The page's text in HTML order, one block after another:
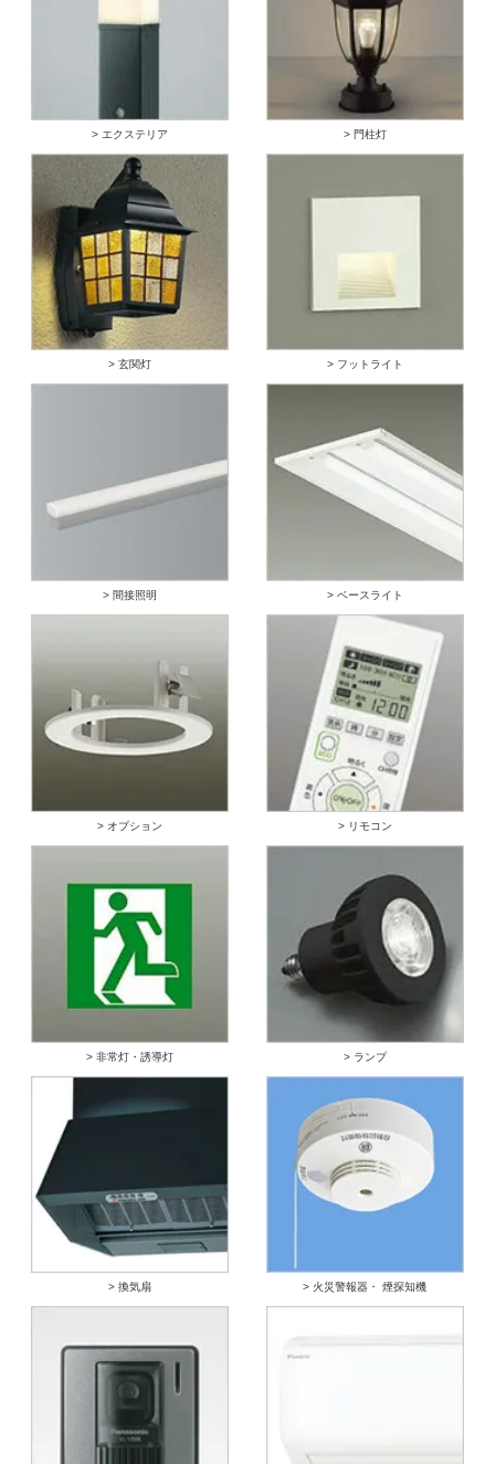
> エクステリア > 門柱灯
> 玄関灯 > フットライト
> 間接照明 > ベースライト
> オプション > リモコン
> 非常灯・誘導灯 > ランプ
> 換気扇 > 火災警報器・ 煙探知機